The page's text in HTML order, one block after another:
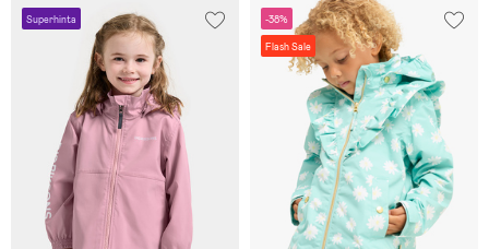
Superhinta -38%
Flash Sale